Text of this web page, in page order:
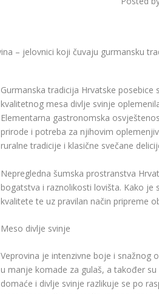
Gurmanska tradicija Hrvatske
kvalitetnog mesa divlje svinje
Elementarna gastronomska
prirode i potreba za njihovim
ruralne tradicije i klasične svečane
Nepregledna šumska prostranstva
bogatstva i raznolikosti lovišta. Kako je
kvalitete te uz pravilan način pripreme
Meso divlje svinje
Veprovina je intenzivne boje i snažnog
u manje komade za gulaš, a također
domaće i divlje svinje razlikuje se po